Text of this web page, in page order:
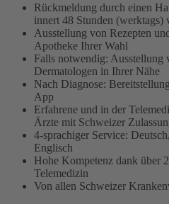
Rückmeldung durch einen
innert 48 Stunden (werktags)
Ausstellung von Rezepten
Apotheke Ihrer Wahl
Falls notwendig: Ausstellung
Dermatologen in Ihrer Nähe
Nach Diagnose:
App
Erfahrene und in der
Ärzte mit Schweizer
4-sprachiger Service:
Englisch
Hohe Kompetenz dank über
Telemedizin
Von allen Schweizer